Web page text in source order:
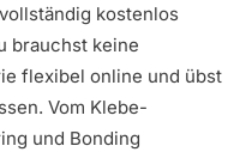
kostenlos
brauchst keine
flexibel online und übst
Vom Klebe-
und Bonding